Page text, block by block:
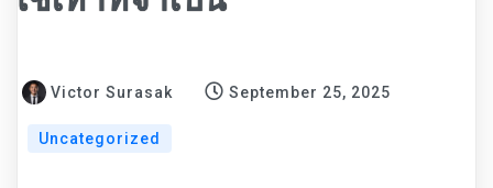
Victor Surasak September 25, 2025
Uncategorized